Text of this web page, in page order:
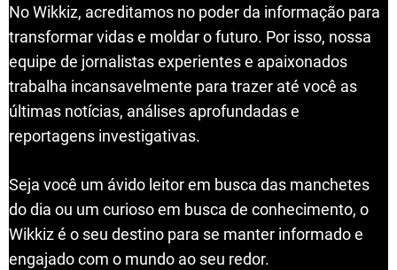
No Wikkiz, acreditamos no poder da informação para
transformar vidas e moldar o futuro. Por isso, nossa
equipe de jornalistas experientes e apaixonados
trabalha incansavelmente para trazer até você as
últimas notícias, análises aprofundadas e
reportagens investigativas.
Seja você um ávido leitor em busca das manchetes
do dia ou um curioso em busca de conhecimento, o
Wikkiz é o seu destino para se manter informado e
engajado com o mundo ao seu redor.